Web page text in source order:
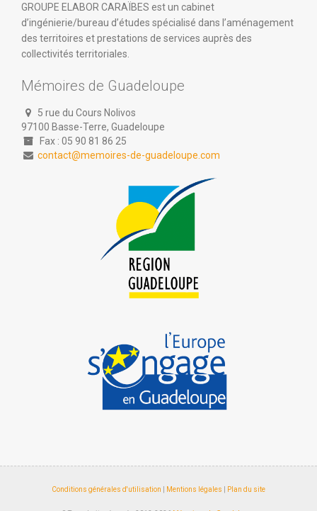
GROUPE ELABOR CARAÏBES est un cabinet
d’ingénierie/bureau d’études spécialisé dans l’aménagement
des territoires et prestations de services auprès des
collectivités territoriales.
Mémoires de Guadeloupe
5 rue du Cours Nolivos
97100 Basse-Terre, Guadeloupe
Fax : 05 90 81 86 25
contact@memoires-de-guadeloupe.com
Conditions générales d'utilisation Mentions légales Plan du site